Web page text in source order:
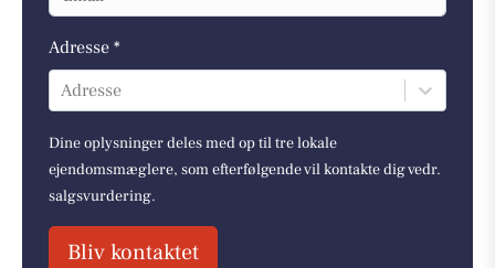
Adresse *
Adresse
Dine oplysninger deles med op til tre lokale
ejendomsmæglere, som efterfølgende vil kontakte dig vedr.
salgsvurdering.
Bliv kontaktet